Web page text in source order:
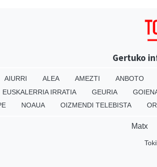
Gertuko
AIURRI ALEA AMEZTI ANBOTO
EUSKALERRIA IRRATIA GEURIA
NOAUA OIZMENDI TELEBISTA
Matx